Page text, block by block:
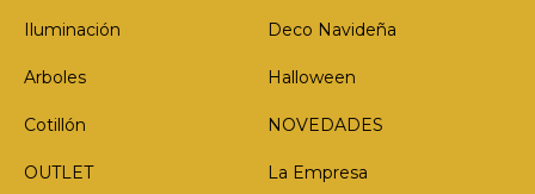
Iluminación
Deco Navideña
Arboles Halloween
Cotillón NOVEDADES
OUTLET La Empresa